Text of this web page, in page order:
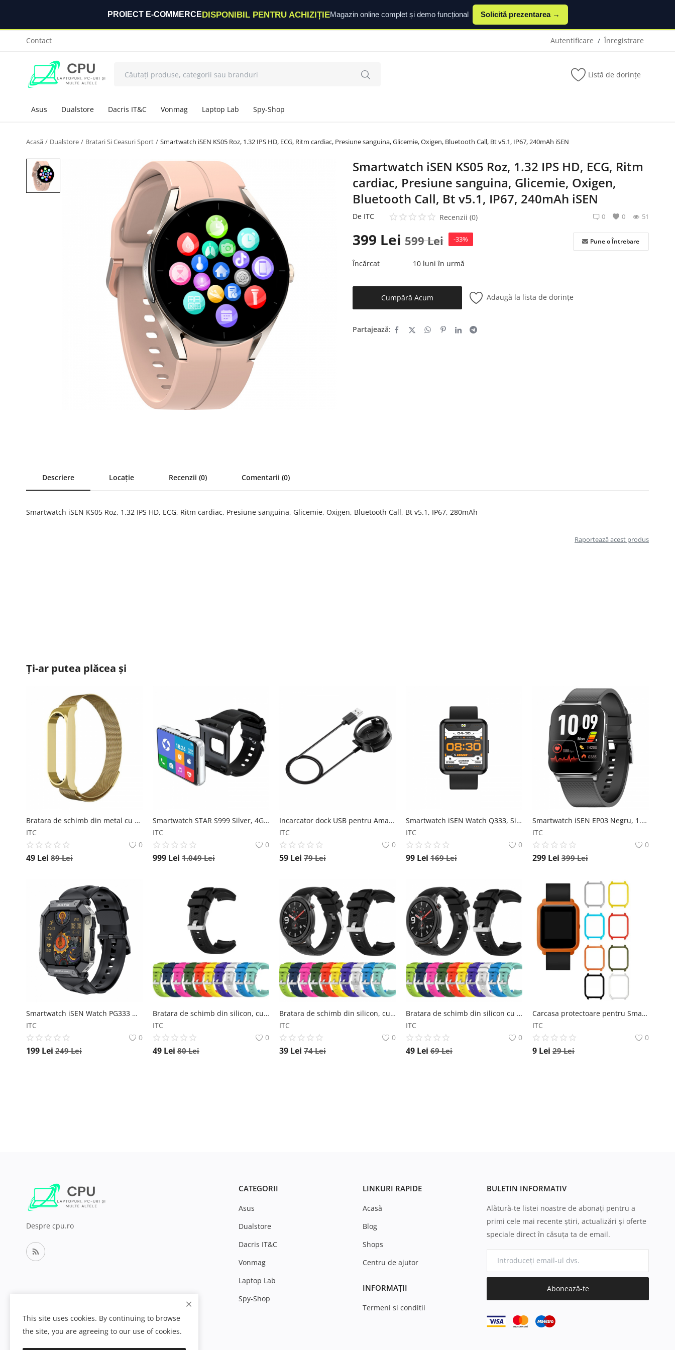
PROIECT E-COMMERCEDISPONIBIL PENTRU ACHIZIȚIEMagazin online complet și demo funcțional Solicită prezentarea →
Contact Autentificare / Înregistrare
Listă de dorințe
Asus Dualstore Dacris IT&C Vonmag Laptop Lab Spy-Shop
Acasă Dualstore Bratari Si Ceasuri Sport Smartwatch iSEN KS05 Roz, 1.32 IPS HD, ECG, Ritm cardiac, Presiune sanguina, Glicemie, Oxigen, Bluetooth Call, Bt v5.1, IP67, 240mAh iSEN
Smartwatch iSEN KS05 Roz, 1.32 IPS HD, ECG, Ritm
cardiac, Presiune sanguina, Glicemie, Oxigen,
Bluetooth Call, Bt v5.1, IP67, 240mAh iSEN
De ITC Recenzii (0) 0 0 51
399 Lei 599Lei -33% Pune o Întrebare
Încărcat 10 luni în urmă
Cumpără Acum Adaugă la lista de dorințe
Partajează:
Descriere Locație Recenzii (0) Comentarii (0)
Smartwatch iSEN KS05 Roz, 1.32 IPS HD, ECG, Ritm cardiac, Presiune sanguina, Glicemie, Oxigen, Bluetooth Call, Bt v5.1, IP67, 280mAh
Raportează acest produs
Ți-ar putea plăcea și
Bratara de schimb din metal cu zale mici pentru smartband Xiaomi Mi Band 7 After market
ITC
0
49 Lei 89Lei
Smartwatch STAR S999 Silver, 4G, AMOLED 2.88 HD, 4GB RAM, 64GB ROM, Android 9, MTK6761 QuadCore, GPS, Ritm cardiac, Dual camera, 2300mAh Star
ITC
0
999 Lei 1.049Lei
Incarcator dock USB pentru Amazfit Stratos A1609
ITC
0
59 Lei 79Lei
Smartwatch iSEN Watch Q333, Silver, IPS 1.7 , Puls, Presiune sanguina, Saturatie oxigen, Monitorizare somn, Bt v5.0, IP67, 180mAh iSEN
ITC
0
99 Lei 169Lei
Smartwatch iSEN EP03 Negru, 1.83 IPS HD, ECG, Ritm cardiac, Presiune sanguina, Glicemie, Oxigen, Monitorizare somn, Bt v5.1, IP67, 185mAh iSEN
ITC
0
299 Lei 399Lei
Smartwatch iSEN Watch PG333 Negru, Functia Apelare, IPS 1.92 , Monitorizare functii vitale, Bt v5.01, IP68, 340 mAh iSEN
ITC
0
199 Lei 249Lei
Bratara de schimb din silicon, cu striatii, pentru Xiaomi Huami Amazfit GTS, diferite colorituri, confortabila si rezistenta Star
ITC
0
49 Lei 80Lei
Bratara de schimb din silicon, cu striatii, pentru Xiaomi Huami Amazfit GTR de 47mm, diferite colorituri, confortabila si rezistenta Star
ITC
0
39 Lei 74Lei
Bratara de schimb din silicon cu striatii pentru Xiaomi Huami Amazfit GTR 42mm, diferite colorituri, confortabila si rezistenta Star
ITC
0
49 Lei 69Lei
Carcasa protectoare pentru Smartwatch Amazfit Bip Xiaomi
ITC
0
9 Lei 29Lei
Despre cpu.ro
CATEGORII
Asus
Dualstore
Dacris IT&C
Vonmag
Laptop Lab
Spy-Shop
LINKURI RAPIDE
Acasă
Blog
Shops
Centru de ajutor
INFORMAȚII
Termeni si conditii
BULETIN INFORMATIV
Alătură-te listei noastre de abonați pentru a
primi cele mai recente știri, actualizări și oferte
speciale direct în căsuța ta de email.
Abonează-te
This site uses cookies. By continuing to browse
the site, you are agreeing to our use of cookies.